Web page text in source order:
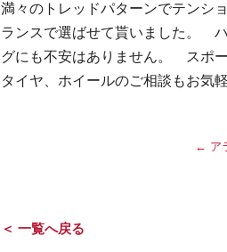
満々のトレッドパターンでテンシ
ランスで選ばせて貰いました。
グにも不安はありません。 スポ
タイヤ、ホイールのご相談もお気軽
← ア
＜ 一覧へ戻る